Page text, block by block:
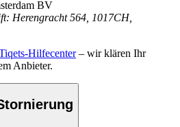
BV
Herengracht 564, 1017CH,
Hilfecenter– wir klären Ihr
Anbieter.